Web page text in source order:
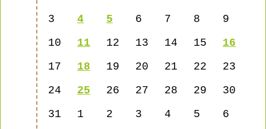
3
4 5 6 7 8
9
10
11 12 13 14 15
16
17
18 19 20 21 22
23
24
25 26 27 28 29
30
31
1 2 3 4 5 6